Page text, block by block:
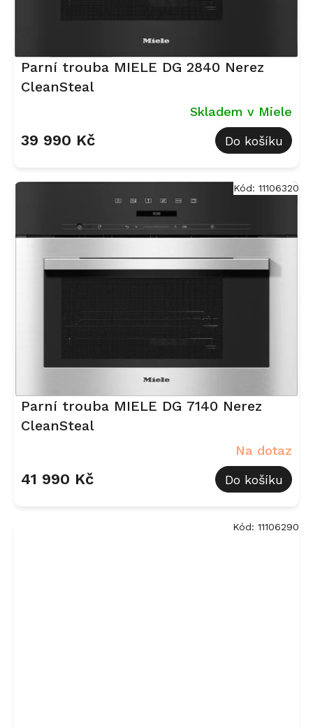
Parní trouba MIELE DG 2840 Nerez
CleanSteal
Skladem v Miele
39 990 Kč Do košíku
Parní trouba MIELE DG 7140 Nerez
CleanSteal
Na dotaz
41 990 Kč Do košíku
Kód: 11106320
Kód: 11106290